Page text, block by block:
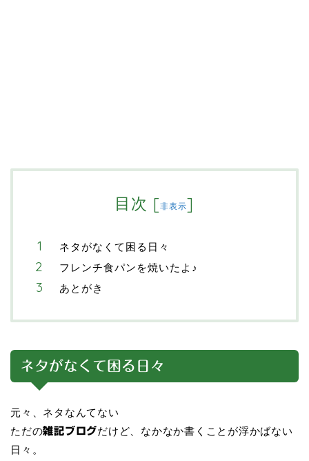
目次 [非表示]
ネタがなくて困る日々
フレンチ食パンを焼いたよ♪
あとがき
ネタがなくて困る日々
元々、ネタなんてない
ただの雑記ブログだけど、なかなか書くことが浮かばない
日々。